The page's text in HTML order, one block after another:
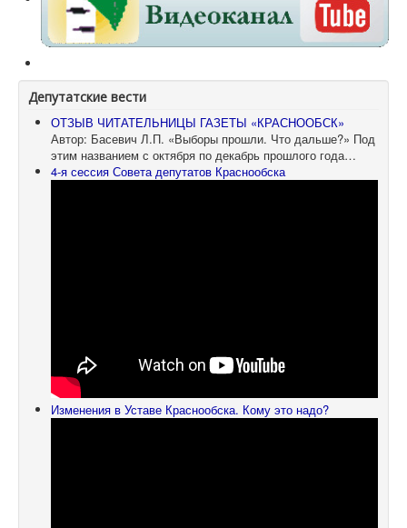
Депутатские вести
ОТЗЫВ ЧИТАТЕЛЬНИЦЫ ГАЗЕТЫ «КРАСНООБСК»
Автор: Басевич Л.П. «Выборы прошли. Что дальше?» Под
этим названием с октября по декабрь прошлого года…
4-я сессия Совета депутатов Краснообска
Изменения в Уставе Краснообска. Кому это надо?